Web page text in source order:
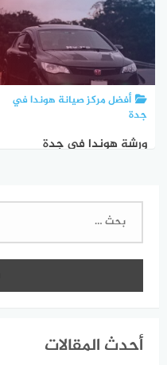
أفضل مركز صيانة هوندا في
جدة
ورشة هوندا في جدة
أحدث المقالات